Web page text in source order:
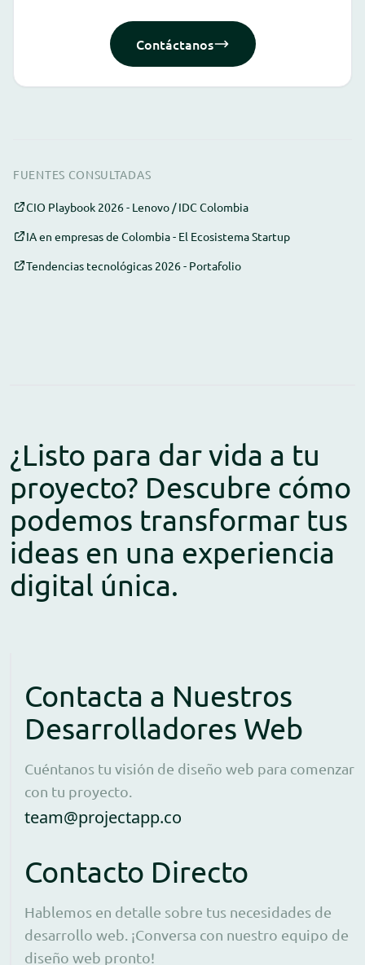
Contáctanos
FUENTES CONSULTADAS
CIO Playbook 2026 - Lenovo / IDC Colombia
IA en empresas de Colombia - El Ecosistema Startup
Tendencias tecnológicas 2026 - Portafolio
¿Listo para dar vida a tu
proyecto? Descubre cómo
podemos transformar tus
ideas en una experiencia
digital única.
Contacta a Nuestros
Desarrolladores Web
Cuéntanos tu visión de diseño web para comenzar
con tu proyecto.
team@projectapp.co
Contacto Directo
Hablemos en detalle sobre tus necesidades de
desarrollo web. ¡Conversa con nuestro equipo de
diseño web pronto!